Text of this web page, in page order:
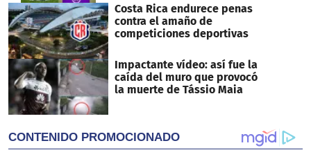
Costa Rica endurece penas
contra el amaño de
competiciones deportivas
Impactante vídeo: así fue la
caída del muro que provocó
la muerte de Tássio Maia